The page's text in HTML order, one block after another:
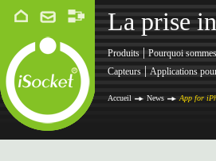
La prise
Produits | Pourquoi
Capteurs | Applications
Accueil News App for